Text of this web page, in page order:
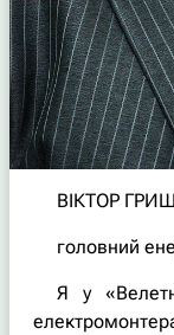
ВІКТОР
головний
Я у